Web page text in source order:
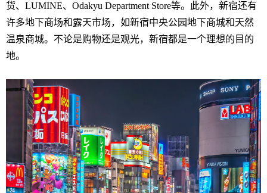
货、LUMINE、Odakyu Department Store等。此外，新宿还有
许多地下商场和露天市场，如新宿中央公园地下商城和天然
温泉商城。不论是购物还是观光，新宿都是一个理想的目的
地。